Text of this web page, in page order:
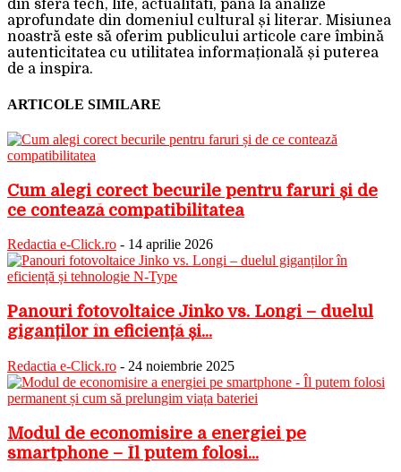
din sfera tech, life, actualitati, până la analize
aprofundate din domeniul cultural și literar. Misiunea
noastră este să oferim publicului articole care îmbină
autenticitatea cu utilitatea informațională și puterea
de a inspira.
ARTICOLE SIMILARE
Cum alegi corect becurile pentru faruri și de
ce contează compatibilitatea
Redactia e-Click.ro - 14 aprilie 2026
Panouri fotovoltaice Jinko vs. Longi – duelul
giganților în eficiență și...
Redactia e-Click.ro - 24 noiembrie 2025
Modul de economisire a energiei pe
smartphone – Îl putem folosi...